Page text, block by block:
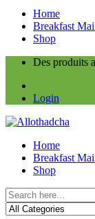
Home
Breakfast
Shop
Des produits
Login
Home
Breakfast
Shop